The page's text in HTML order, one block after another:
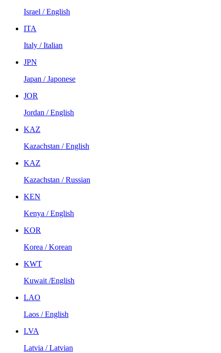
Israel / English
ITA
Italy / Italian
JPN
Japan / Japonese
JOR
Jordan / English
KAZ
Kazachstan / English
KAZ
Kazachstan / Russian
KEN
Kenya / English
KOR
Korea / Korean
KWT
Kuwait /English
LAO
Laos / English
LVA
Latvia / Latvian